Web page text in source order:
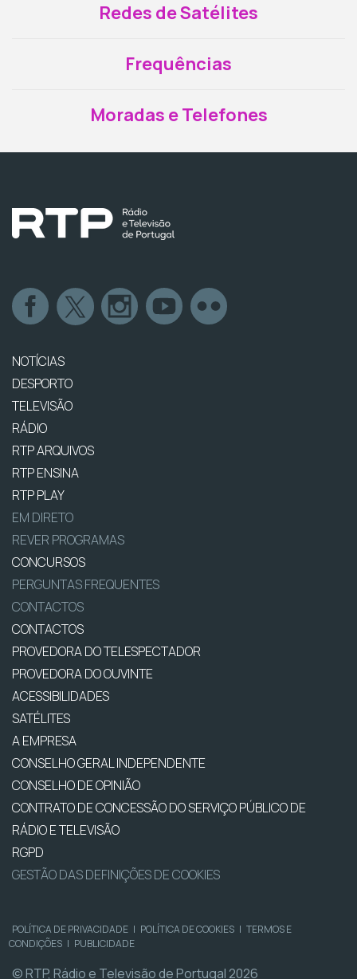
Redes de Satélites
Frequências
Moradas e Telefones
NOTÍCIAS
DESPORTO
TELEVISÃO
RÁDIO
RTP ARQUIVOS
RTP ENSINA
RTP PLAY
EM DIRETO
REVER PROGRAMAS
CONCURSOS
PERGUNTAS FREQUENTES
CONTACTOS
CONTACTOS
PROVEDORA DO TELESPECTADOR
PROVEDORA DO OUVINTE
ACESSIBILIDADES
SATÉLITES
A EMPRESA
CONSELHO GERAL INDEPENDENTE
CONSELHO DE OPINIÃO
CONTRATO DE CONCESSÃO DO SERVIÇO PÚBLICO DE
RÁDIO E TELEVISÃO
RGPD
GESTÃO DAS DEFINIÇÕES DE COOKIES
POLÍTICA DE PRIVACIDADE | POLÍTICA DE COOKIES | TERMOS E
CONDIÇÕES | PUBLICIDADE
© RTP, Rádio e Televisão de Portugal 2026